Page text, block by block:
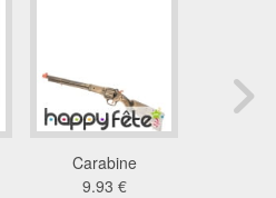
Carabine
9.93 €